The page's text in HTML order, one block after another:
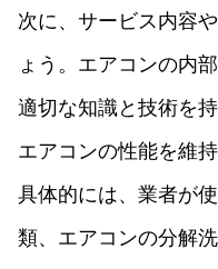
次に、サービス内容
ょう。エアコンの内
適切な知識と技術を
エアコンの性能を維
具体的には、業者が
類、エアコンの分解